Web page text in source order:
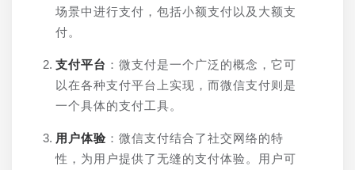
场景中进行支付，包括小额支付以及大额支
付。
支付平台 ：微支付是一个广泛的概念，它可
以在各种支付平台上实现，而微信支付则是
一个具体的支付工具。
用户体验 ：微信支付结合了社交网络的特
性，为用户提供了无缝的支付体验。用户可